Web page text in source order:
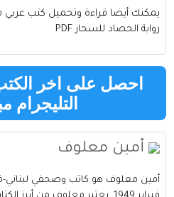
يمكنك أيضا قراءة وتحميل كتب عربي
رواية الحصاد للسحار PDF
احصل على اخر
التليجرام
أمين معلوف